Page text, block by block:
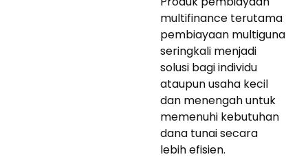
multifinance terutama
pembiayaan multiguna
seringkali menjadi
solusi bagi individu
ataupun usaha kecil
dan menengah untuk
memenuhi kebutuhan
dana tunai secara
lebih efisien.